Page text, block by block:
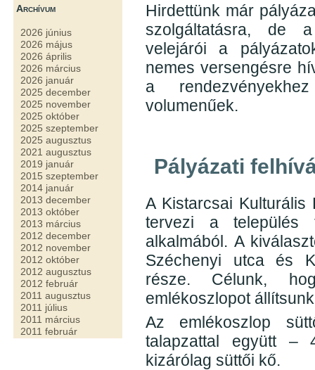
Archívum
2026 június
2026 május
2026 április
2026 március
2026 január
2025 december
2025 november
2025 október
2025 szeptember
2025 augusztus
2021 augusztus
2019 január
2015 szeptember
2014 január
2013 december
2013 október
2013 március
2012 december
2012 november
2012 október
2012 augusztus
2012 február
2011 augusztus
2011 július
2011 március
2011 február
Hirdettünk már
szolgáltatásra, de
velejárói a
nemes versengésre
a
volumenűek.
Pályázati
A Kistarcsai Kulturális
tervezi a település
alkalmából. A
Széchenyi utca és
része. Célunk,
emlékoszlopot
Az emlékoszlop
talapzattal együtt –
kizárólag süttői kő.